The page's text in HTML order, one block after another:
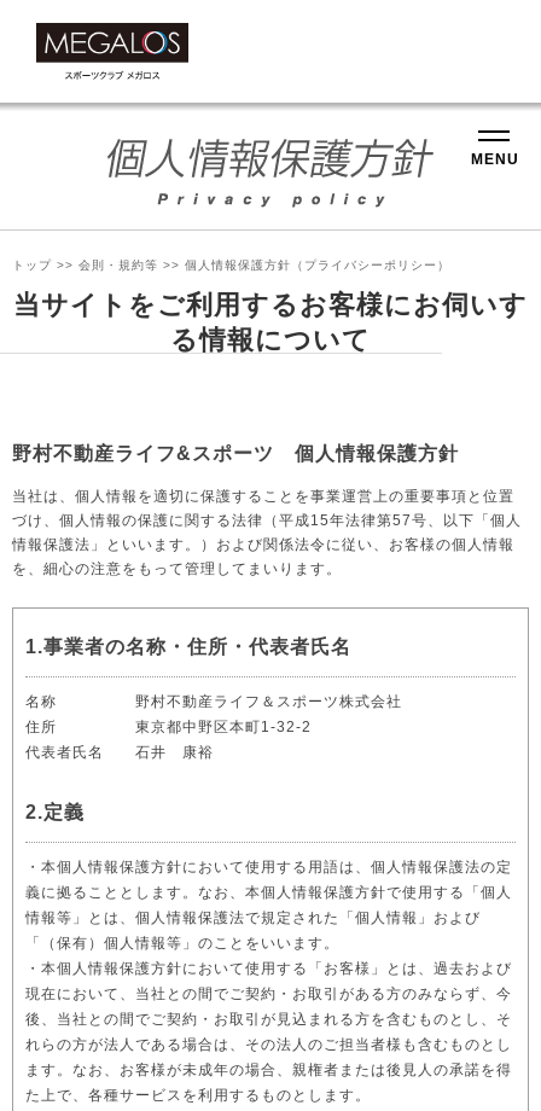
MENU
トップ >> 会則・規約等 >> 個人情報保護方針（プライバシーポリシー）
当サイトをご利用するお客様にお伺いす
る情報について
野村不動産ライフ&スポーツ 個人情報保護方針
当社は、個人情報を適切に保護することを事業運営上の重要事項と位置
づけ、個人情報の保護に関する法律（平成15年法律第57号、以下「個人
情報保護法」といいます。）および関係法令に従い、お客様の個人情報
を、細心の注意をもって管理してまいります。
1.事業者の名称・住所・代表者氏名
名称 野村不動産ライフ＆スポーツ株式会社
住所 東京都中野区本町1-32-2
代表者氏名 石井 康裕
2.定義
・本個人情報保護方針において使用する用語は、個人情報保護法の定
義に拠ることとします。なお、本個人情報保護方針で使用する「個人
情報等」とは、個人情報保護法で規定された「個人情報」および
「（保有）個人情報等」のことをいいます。
・本個人情報保護方針において使用する「お客様」とは、過去および
現在において、当社との間でご契約・お取引がある方のみならず、今
後、当社との間でご契約・お取引が見込まれる方を含むものとし、そ
れらの方が法人である場合は、その法人のご担当者様も含むものとし
ます。なお、お客様が未成年の場合、親権者または後見人の承諾を得
た上で、各種サービスを利用するものとします。